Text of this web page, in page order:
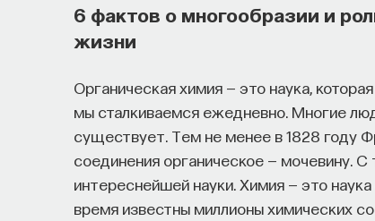
6 фактов о многообразии и
жизни
Органическая химия — это наука,
мы сталкиваемся ежедневно. Многие
существует. Тем не менее в 1828 году
соединения органическое — мочевину.
интереснейшей науки. Химия — это
время известны миллионы химических